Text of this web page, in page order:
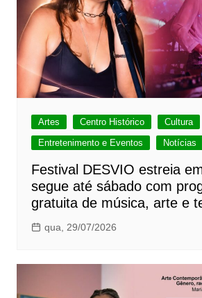
Artes Centro Histórico
Cultura
Entretenimento e Eventos
Notícias
Festival DESVIO estreia
segue até sábado com
gratuita de música, arte e
qua, 29/07/2026